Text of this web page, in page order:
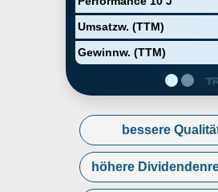
Umsatzw. (TTM)
Gewinnw. (TTM)
Mortgage
company was
Kaufman in June
headquartered in
bessere
höhere